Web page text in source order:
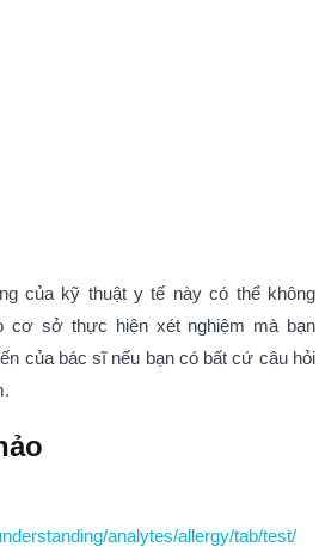
của kỹ thuật y tế này có thể không
cơ sở thực hiện xét nghiệm mà bạn
của bác sĩ nếu bạn có bất cứ câu hỏi
analytes/allergy/tab/test/